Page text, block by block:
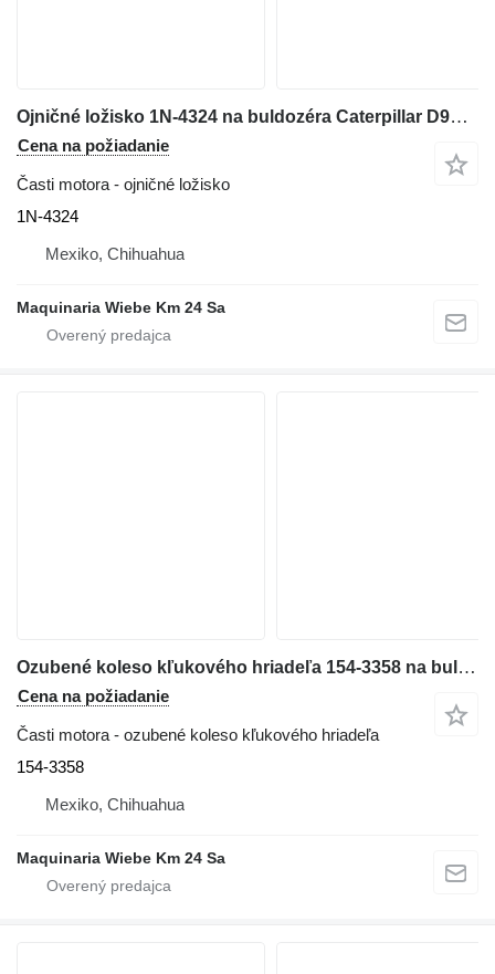
Ojničné ložisko 1N-4324 na buldozéra Caterpillar D9H,G353D,D353E,594H
Cena na požiadanie
Časti motora - ojničné ložisko
1N-4324
Mexiko, Chihuahua
Maquinaria Wiebe Km 24 Sa
Ozubené koleso kľukového hriadeľa 154-3358 na buldozéra Caterpillar D6T LGP
Cena na požiadanie
Časti motora - ozubené koleso kľukového hriadeľa
154-3358
Mexiko, Chihuahua
Maquinaria Wiebe Km 24 Sa